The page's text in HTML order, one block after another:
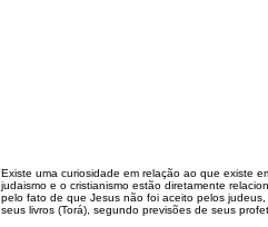
Existe uma curiosidade em relação ao que existe
judaismo e o cristianismo estão diretamente
pelo fato de que Jesus não foi aceito pelos
seus livros (Torá), segundo previsões de seus